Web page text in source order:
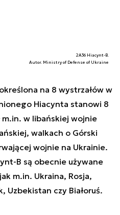
2A36 Hiacynt-B.
Autor. Ministry of Defense of Ukraine
na 8 wystrzałów w
Hiacynta stanowi 8
m.in. w libańskiej wojnie
walkach o Górski
wojnie na Ukrainie.
B są obecnie używane
m.in. Ukraina, Rosja,
Uzbekistan czy Białoruś.